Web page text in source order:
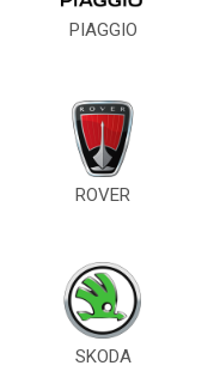
PIAGGIO
ROVER
SKODA